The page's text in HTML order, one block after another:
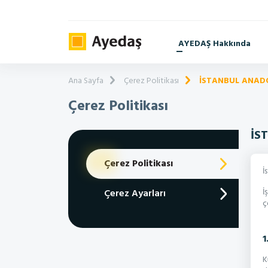
AYEDAŞ Hakkında
Ana Sayfa Çerez Politikası İSTANBUL
Çerez Politikası
Çerez Politikası
Çerez Ayarları